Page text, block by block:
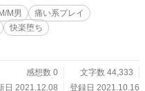
せ。 ◆2021.12.8ミニ後日談更新
M男
痛い系プレイ
快楽堕ち
感想数 0
文字数 44,333
日 2021.12.08
登録日 2021.10.16